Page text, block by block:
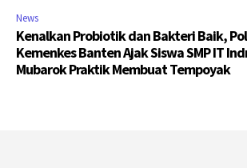
News
Kenalkan Probiotik dan Bakteri Baik,
Kemenkes Banten Ajak Siswa SMP IT
Mubarok Praktik Membuat Tempoyak